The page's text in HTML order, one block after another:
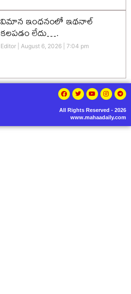
విమాన ఇంధనంలో ఇథనాల్
కలపడం లేదు….
Editor August 6, 2026 7:04 pm
All Rights Reserved - 2026
www.mahaadaily.com